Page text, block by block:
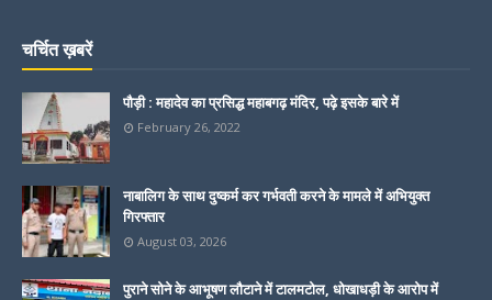
चर्चित ख़बरें
पौड़ी : महादेव का प्रसिद्ध महाबगढ़ मंदिर, पढ़े इसके बारे में
February 26, 2022
नाबालिग के साथ दुष्कर्म कर गर्भवती करने के मामले में अभियुक्त
गिरफ्तार
August 03, 2026
पुराने सोने के आभूषण लौटाने में टालमटोल, धोखाधड़ी के आरोप में